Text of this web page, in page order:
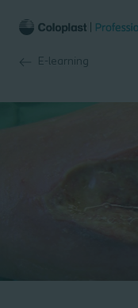
E-learning